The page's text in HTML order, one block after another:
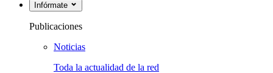
Infórmate
Publicaciones
Noticias
Toda la actualidad de la red